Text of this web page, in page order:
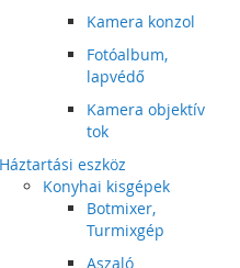
Kamera konzol
Fotóalbum,
lapvédő
Kamera objektív
tok
Háztartási eszköz
Konyhai kisgépek
Botmixer,
Turmixgép
Aszaló